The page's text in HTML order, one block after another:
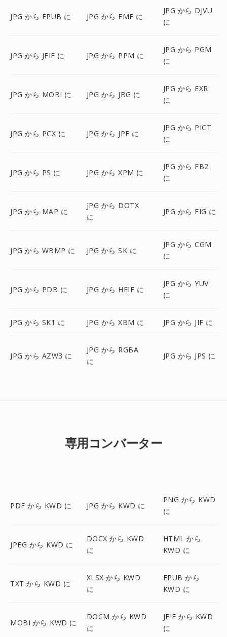
JPG から EPUB に JPG から EMF に
JPG から DJVU
に
JPG から JFIF に JPG から PPM に
JPG から PGM
に
JPG から MOBI に JPG から JBG に
JPG から EXR
に
JPG から PCX に JPG から JPE に
JPG から PICT
に
JPG から PS に JPG から XPM に
JPG から FB2
に
JPG から MAP に
JPG から DOTX
に
JPG から FIG に
JPG から WBMP に JPG から SK に
JPG から CGM
に
JPG から PDB に JPG から HEIF に
JPG から YUV
に
JPG から SK1 に JPG から XBM に JPG から JIF に
JPG から AZW3 に
JPG から RGBA
に
JPG から JPS に
専用コンバーター
PDF から KWD に JPG から KWD に
PNG から KWD
に
JPEG から KWD に
DOCX から KWD
に
HTML から
KWD に
TXT から KWD に
XLSX から KWD
に
EPUB から
KWD に
MOBI から KWD に
DOCM から KWD
に
JFIF から KWD
に